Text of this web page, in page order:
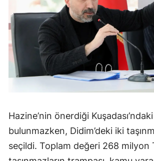
Hazine’nin önerdiği
bulunmazken, Didim’deki iki
seçildi. Toplam değeri 268 milyon